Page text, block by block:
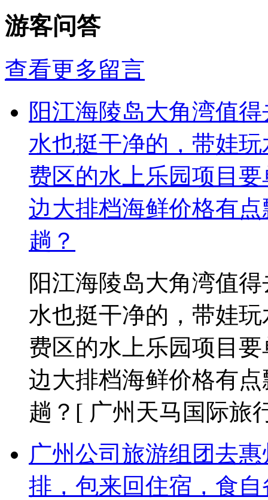
游客问答
查看更多留言
阳江海陵岛大角湾值
水也挺干净的，带娃
费区的水上乐园项目
边大排档海鲜价格有
趟？
阳江海陵岛大角湾值
水也挺干净的，带娃
费区的水上乐园项目
边大排档海鲜价格有
趟？ [ 广州天马国际旅
广州公司旅游组团去
排，包来回住宿，食